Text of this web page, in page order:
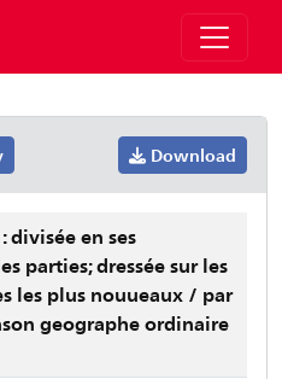
Download
divisée en ses
parties; dressée sur les
les plus nouueaux / par
geographe ordinaire